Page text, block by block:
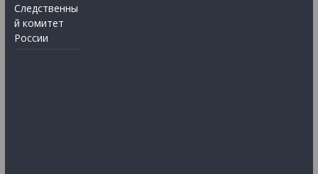
Следственны
й комитет
России